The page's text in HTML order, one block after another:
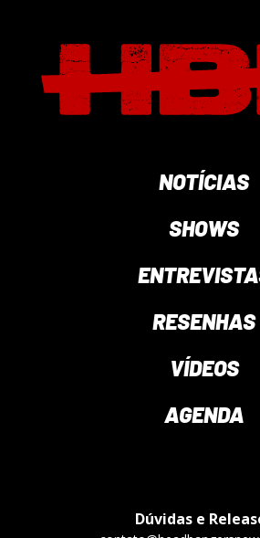
NOTÍCIAS
SHOWS
RESENHAS
VÍDEOS
AGENDA
Dúvidas e